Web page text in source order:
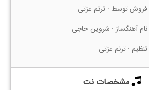
فروش توسط : ترنم عزتی
نام آهنگساز : شروین حاجی
تنظیم : ترنم عزتی
مشخصات نت